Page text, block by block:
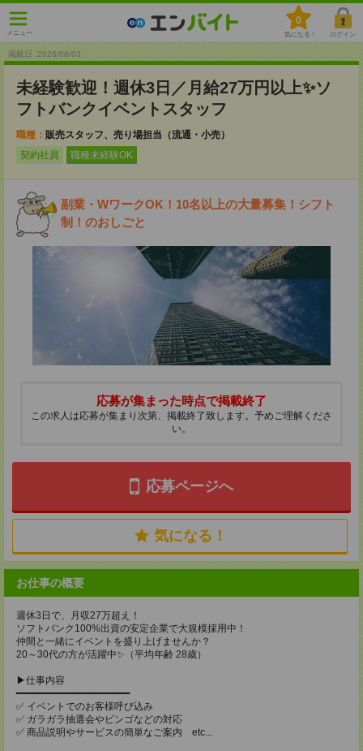
メニュー
0
気になる！ ログイン
掲載日 :2026/08/03
未経験歓迎！週休3日／月給27万円以上✨ソ
フトバンクイベントスタッフ
職種： 販売スタッフ、売り場担当（流通・小売）
契約社員
職種未経験OK
副業・WワークOK！10名以上の大量募集！シフト
制！のおしごと
応募が集まった時点で掲載終了
この求人は応募が集まり次第、掲載終了致します。予めご理解くださ
い。
応募ページへ
気になる！
お仕事の概要
週休3日で、月収27万超え！
ソフトバンク100%出資の安定企業で大規模採用中！
仲間と一緒にイベントを盛り上げませんか？
20～30代の方が活躍中✨（平均年齢 28歳）
▶仕事内容
━━━━━━━━━━━━━━━━━━━━
✅ イベントでのお客様呼び込み
✅ ガラガラ抽選会やビンゴなどの対応
✅ 商品説明やサービスの簡単なご案内 etc...